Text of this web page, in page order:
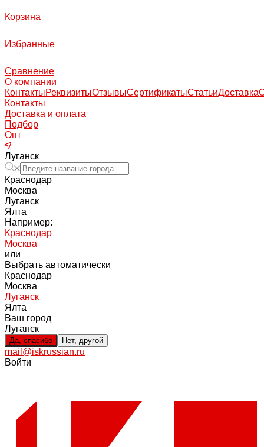
Корзина
Избранные
Сравнение
О компании
КонтактыРеквизитыОтзывыСертификатыСтатьиДоставка
Контакты
Доставка и оплата
Подбор
Опт
Луганск
Краснодар
Москва
Луганск
Ялта
Например:
Краснодар
Москва
или
Выбрать автоматически
Краснодар
Москва
Луганск
Ялта
Ваш город
Луганск
Да, спасибо Нет, другой
mail@iskrussian.ru
Войти